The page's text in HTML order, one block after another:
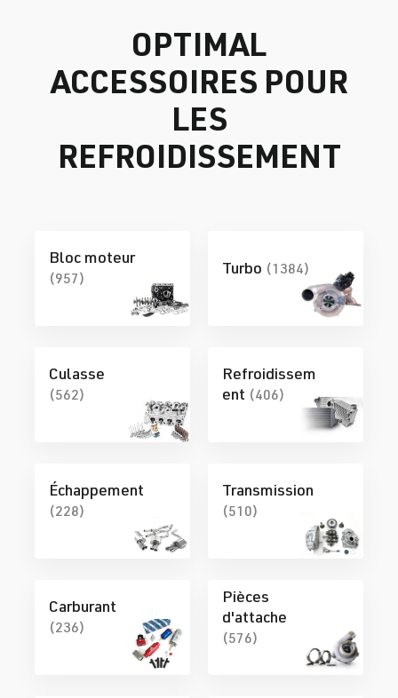
OPTIMAL
ACCESSOIRES POUR
LES
REFROIDISSEMENT
Bloc moteur
(957)
Turbo (1384)
Culasse
(562)
Refroidissem
ent (406)
Échappement
(228)
Transmission
(510)
Carburant
(236)
Pièces
d'attache
(576)